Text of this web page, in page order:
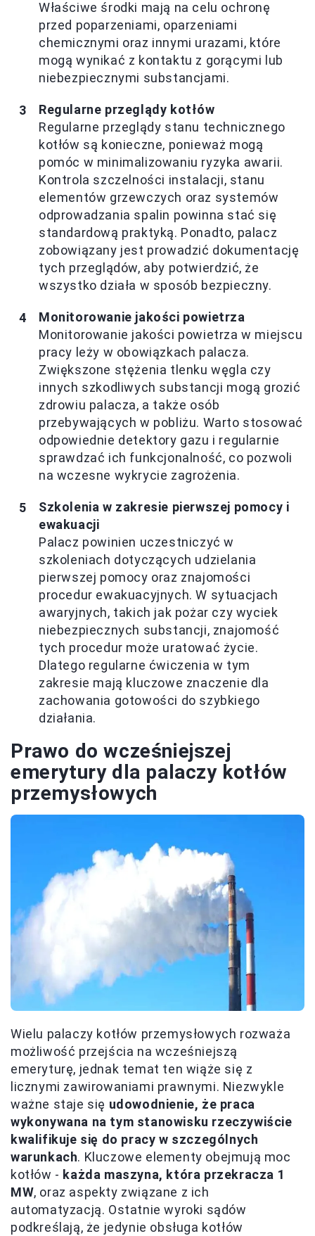
Właściwe środki mają na celu ochronę
przed poparzeniami, oparzeniami
chemicznymi oraz innymi urazami, które
mogą wynikać z kontaktu z gorącymi lub
niebezpiecznymi substancjami.
Regularne przeglądy kotłów
Regularne przeglądy stanu technicznego
kotłów są konieczne, ponieważ mogą
pomóc w minimalizowaniu ryzyka awarii.
Kontrola szczelności instalacji, stanu
elementów grzewczych oraz systemów
odprowadzania spalin powinna stać się
standardową praktyką. Ponadto, palacz
zobowiązany jest prowadzić dokumentację
tych przeglądów, aby potwierdzić, że
wszystko działa w sposób bezpieczny.
Monitorowanie jakości powietrza
Monitorowanie jakości powietrza w miejscu
pracy leży w obowiązkach palacza.
Zwiększone stężenia tlenku węgla czy
innych szkodliwych substancji mogą grozić
zdrowiu palacza, a także osób
przebywających w pobliżu. Warto stosować
odpowiednie detektory gazu i regularnie
sprawdzać ich funkcjonalność, co pozwoli
na wczesne wykrycie zagrożenia.
Szkolenia w zakresie pierwszej pomocy i
ewakuacji
Palacz powinien uczestniczyć w
szkoleniach dotyczących udzielania
pierwszej pomocy oraz znajomości
procedur ewakuacyjnych. W sytuacjach
awaryjnych, takich jak pożar czy wyciek
niebezpiecznych substancji, znajomość
tych procedur może uratować życie.
Dlatego regularne ćwiczenia w tym
zakresie mają kluczowe znaczenie dla
zachowania gotowości do szybkiego
działania.
Prawo do wcześniejszej
emerytury dla palaczy kotłów
przemysłowych
Wielu palaczy kotłów przemysłowych rozważa
możliwość przejścia na wcześniejszą
emeryturę, jednak temat ten wiąże się z
licznymi zawirowaniami prawnymi. Niezwykle
ważne staje się udowodnienie, że praca
wykonywana na tym stanowisku rzeczywiście
kwalifikuje się do pracy w szczególnych
warunkach. Kluczowe elementy obejmują moc
kotłów - każda maszyna, która przekracza 1
MW, oraz aspekty związane z ich
automatyzacją. Ostatnie wyroki sądów
podkreślają, że jedynie obsługa kotłów